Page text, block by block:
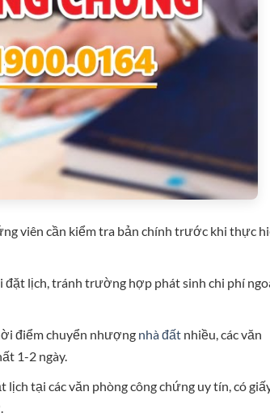
viên cần kiểm tra bản chính trước khi thực
lịch, tránh trường hợp phát sinh chi phí
điểm chuyển nhượng nhà đấtnhiều, các văn
1-2 ngày.
lịch tại các văn phòng công chứng uy tín, có